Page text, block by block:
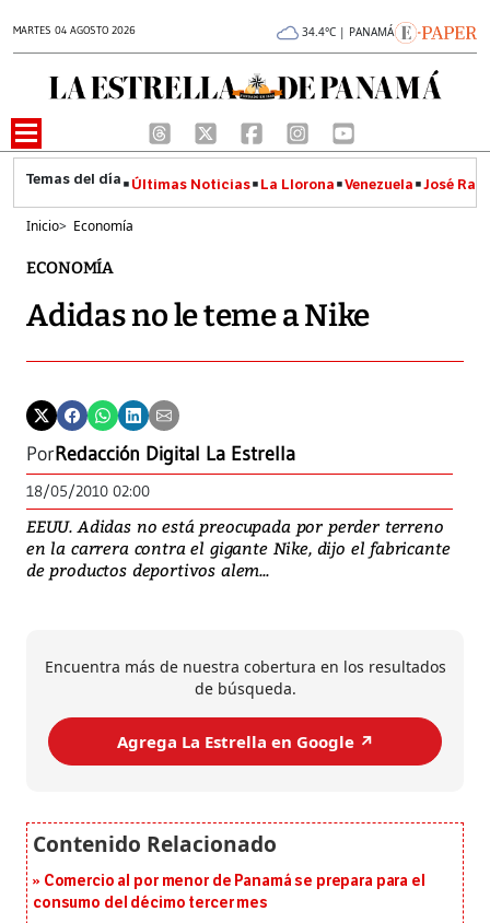
MARTES 04 AGOSTO 2026 34.4°C | PANAMÁ
Últimas Noticias La Llorona Venezuela José
Inicio> Economía
ECONOMÍA
Adidas no le teme a Nike
PorRedacción Digital La Estrella
18/05/2010 02:00
EEUU. Adidas no está preocupada por perder terreno
en la carrera contra el gigante Nike, dijo el fabricante
de productos deportivos alem...
Encuentra más de nuestra cobertura en los resultados
de búsqueda.
Agrega La Estrella en Google ↗️
Comercio al por menor de Panamá se prepara para el
consumo del décimo tercer mes